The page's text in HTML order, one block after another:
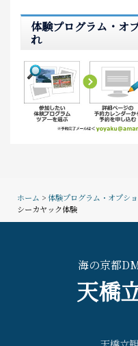
体験プログラム・オ
れ
ホーム >体験プログラム・オプシ
シーカヤック体験
海の京都
天橋